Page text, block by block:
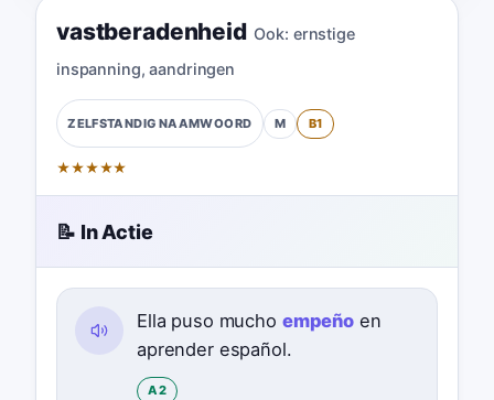
vastberadenheid Ook: ernstige
inspanning,aandringen
ZELFSTANDIG NAAMWOORD M B1
★★★★★
📝 In Actie
Ella puso mucho empeño en
aprender español.
A2